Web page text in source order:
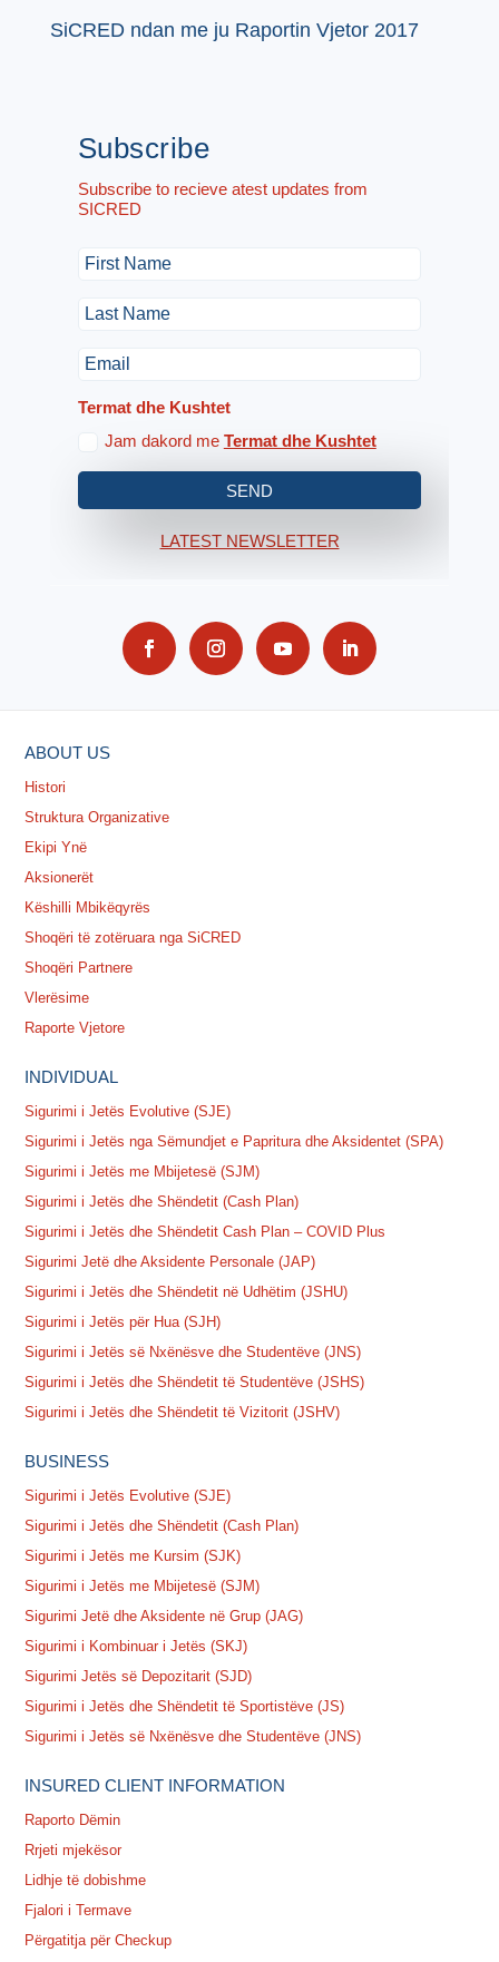
SiCRED ndan me ju Raportin Vjetor 2017
Subscribe
Subscribe to recieve atest updates from
SICRED
Termat dhe Kushtet
Jam dakord me Termat dhe Kushtet
SEND
LATEST NEWSLETTER
ABOUT US
Histori
Struktura Organizative
Ekipi Ynë
Aksionerët
Këshilli Mbikëqyrës
Shoqëri të zotëruara nga SiCRED
Shoqëri Partnere
Vlerësime
Raporte Vjetore
INDIVIDUAL
Sigurimi i Jetës Evolutive (SJE)
Sigurimi i Jetës nga Sëmundjet e Papritura dhe Aksidentet (SPA)
Sigurimi i Jetës me Mbijetesë (SJM)
Sigurimi i Jetës dhe Shëndetit (Cash Plan)
Sigurimi i Jetës dhe Shëndetit Cash Plan – COVID Plus
Sigurimi Jetë dhe Aksidente Personale (JAP)
Sigurimi i Jetës dhe Shëndetit në Udhëtim (JSHU)
Sigurimi i Jetës për Hua (SJH)
Sigurimi i Jetës së Nxënësve dhe Studentëve (JNS)
Sigurimi i Jetës dhe Shëndetit të Studentëve (JSHS)
Sigurimi i Jetës dhe Shëndetit të Vizitorit (JSHV)
BUSINESS
Sigurimi i Jetës Evolutive (SJE)
Sigurimi i Jetës dhe Shëndetit (Cash Plan)
Sigurimi i Jetës me Kursim (SJK)
Sigurimi i Jetës me Mbijetesë (SJM)
Sigurimi Jetë dhe Aksidente në Grup (JAG)
Sigurimi i Kombinuar i Jetës (SKJ)
Sigurimi Jetës së Depozitarit (SJD)
Sigurimi i Jetës dhe Shëndetit të Sportistëve (JS)
Sigurimi i Jetës së Nxënësve dhe Studentëve (JNS)
INSURED CLIENT INFORMATION
Raporto Dëmin
Rrjeti mjekësor
Lidhje të dobishme
Fjalori i Termave
Përgatitja për Checkup